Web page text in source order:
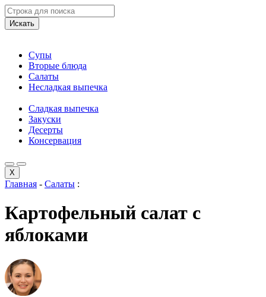
Искать
Супы
Вторые блюда
Салаты
Несладкая выпечка
Сладкая выпечка
Закуски
Десерты
Консервация
X
Главная - Салаты :
Картофельный салат с
яблоками